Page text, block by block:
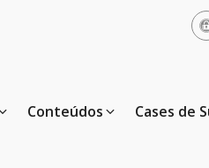
Conteúdos Cases de